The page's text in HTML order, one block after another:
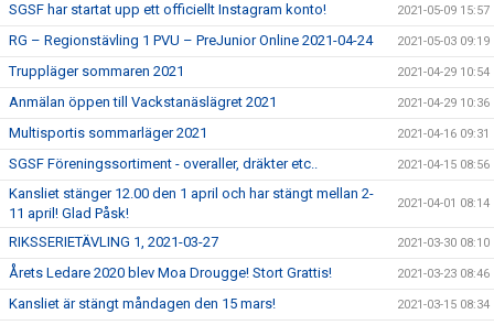
SGSF har startat upp ett officiellt Instagram konto! 2021-05-09 15:57
RG – Regionstävling 1 PVU – PreJunior Online 2021-04-24 2021-05-03 09:19
Truppläger sommaren 2021 2021-04-29 10:54
Anmälan öppen till Vackstanäslägret 2021 2021-04-29 10:36
Multisportis sommarläger 2021 2021-04-16 09:31
SGSF Föreningssortiment - overaller, dräkter etc.. 2021-04-15 08:56
Kansliet stänger 12.00 den 1 april och har stängt mellan 2-
11 april! Glad Påsk!
2021-04-01 08:14
RIKSSERIETÄVLING 1, 2021-03-27 2021-03-30 08:10
Årets Ledare 2020 blev Moa Drougge! Stort Grattis! 2021-03-23 08:46
Kansliet är stängt måndagen den 15 mars! 2021-03-15 08:34